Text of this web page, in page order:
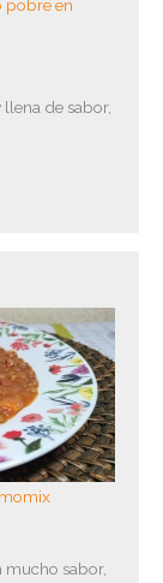
pobre en
de sabor,
mucho sabor,